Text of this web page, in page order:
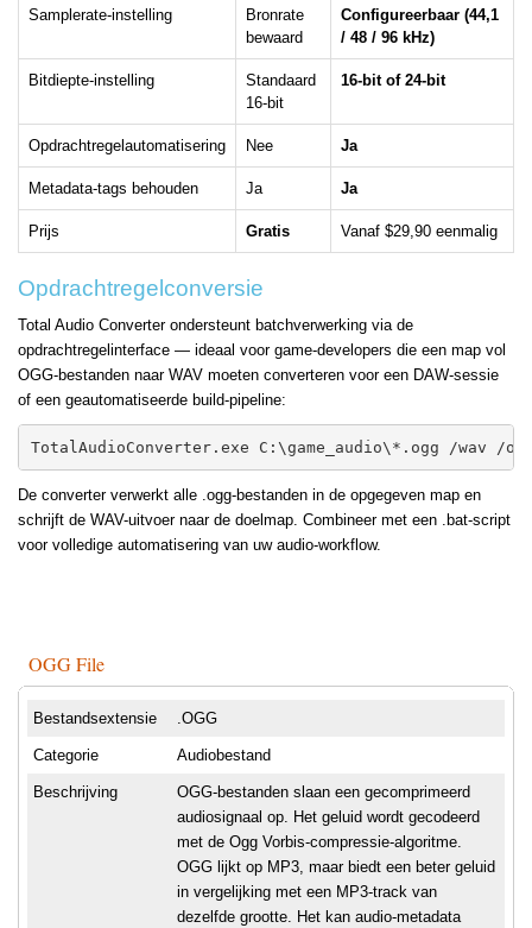
Samplerate-instelling
Bronrate
bewaard
Configureerbaar (44,1
/ 48 / 96 kHz)
Bitdiepte-instelling
Standaard
16-bit
16-bit of 24-bit
Opdrachtregelautomatisering Nee Ja
Metadata-tags behouden Ja Ja
Prijs Gratis Vanaf $29,90 eenmalig
Opdrachtregelconversie
Total Audio Converter ondersteunt batchverwerking via de
opdrachtregelinterface — ideaal voor game-developers die een map vol
OGG-bestanden naar WAV moeten converteren voor een DAW-sessie
of een geautomatiseerde build-pipeline:
TotalAudioConverter.exe C:\game_audio\*.ogg /wav /
De converter verwerkt alle .ogg-bestanden in de opgegeven map en
schrijft de WAV-uitvoer naar de doelmap. Combineer met een .bat-script
voor volledige automatisering van uw audio-workflow.
OGG File
Bestandsextensie .OGG
Categorie Audiobestand
Beschrijving
OGG-bestanden slaan een gecomprimeerd
audiosignaal op. Het geluid wordt gecodeerd
met de Ogg Vorbis-compressie-algoritme.
OGG lijkt op MP3, maar biedt een beter geluid
in vergelijking met een MP3-track van
dezelfde grootte. Het kan audio-metadata